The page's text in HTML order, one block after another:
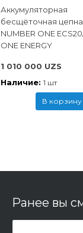
Аккумуляторная
бесщёточная
NUMBER ONE
ONE ENERGY
1 010 000 UZS
Наличие: 1 шт
В корзину
Ранее вы